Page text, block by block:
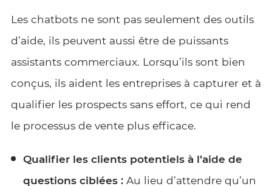
Les chatbots ne sont pas seulement des outils
d’aide, ils peuvent aussi être de puissants
assistants commerciaux. Lorsqu’ils sont bien
conçus, ils aident les entreprises à capturer et à
qualifier les prospects sans effort, ce qui rend
le processus de vente plus efficace.
Qualifier les clients potentiels à l’aide de
questions ciblées :Au lieu d’attendre qu’un